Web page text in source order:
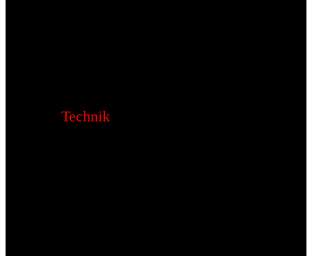
Technik